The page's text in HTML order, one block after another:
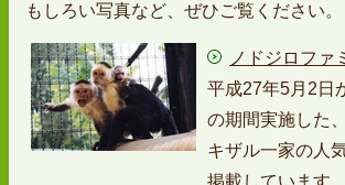
もしろい写真など、ぜひご覧ください。
ノドジロファ
平成27年5月2日
の期間実施した
キザル一家の人